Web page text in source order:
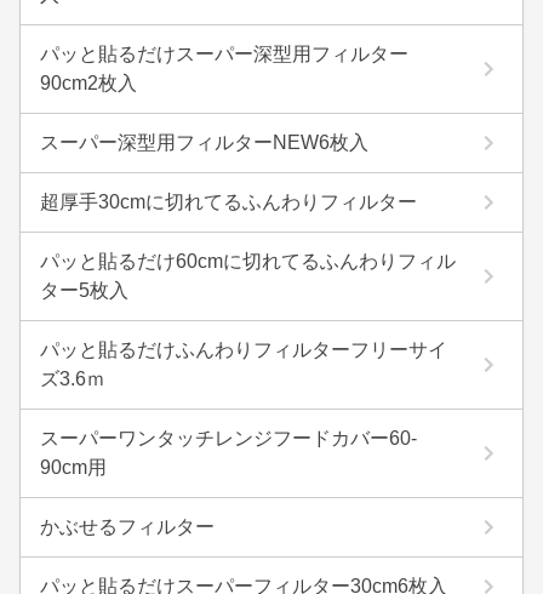
パッと貼るだけスーパー深型用フィルター
90cm2枚入
スーパー深型用フィルターNEW6枚入
超厚手30cmに切れてるふんわりフィルター
パッと貼るだけ60cmに切れてるふんわりフィル
ター5枚入
パッと貼るだけふんわりフィルターフリーサイ
ズ3.6ｍ
スーパーワンタッチレンジフードカバー60-
90cm用
かぶせるフィルター
パッと貼るだけスーパーフィルター30cm6枚入